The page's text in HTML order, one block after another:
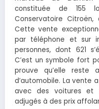
constituée de 155
Conservatoire
Cette vente
par téléphone et sur
personnes, dont 621
C’est un symbole fort
prouve qu’elle reste
d’automobile. La vente
avec des voitures et
adjugés à des prix